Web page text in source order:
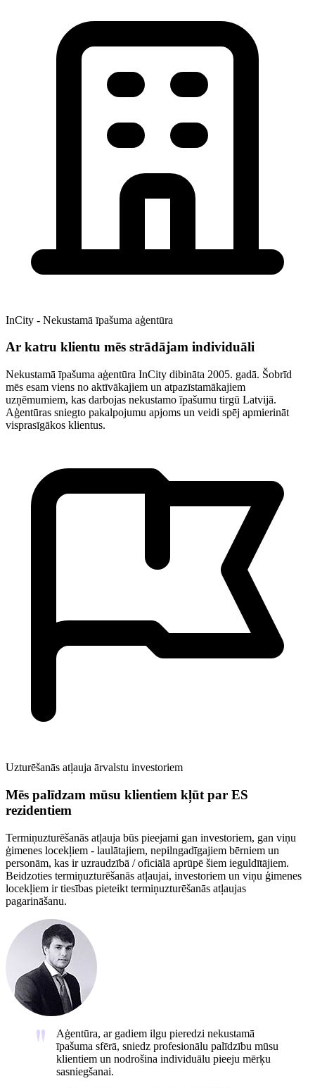
InCity - Nekustamā īpašuma aģentūra
Ar katru klientu mēs strādājam individuāli
Nekustamā īpašuma aģentūra InCity dibināta 2005. gadā. Šobrīd
mēs esam viens no aktīvākajiem un atpazīstamākajiem
uzņēmumiem, kas darbojas nekustamo īpašumu tirgū Latvijā.
Aģentūras sniegto pakalpojumu apjoms un veidi spēj apmierināt
visprasīgākos klientus.
Uzturēšanās atļauja ārvalstu investoriem
Mēs palīdzam mūsu klientiem kļūt par ES
rezidentiem
Termiņuzturēšanās atļauja būs pieejami gan investoriem, gan viņu
ģimenes locekļiem - laulātajiem, nepilngadīgajiem bērniem un
personām, kas ir uzraudzībā / oficiālā aprūpē šiem ieguldītājiem.
Beidzoties termiņuzturēšanās atļaujai, investoriem un viņu ģimenes
locekļiem ir tiesības pieteikt termiņuzturēšanās atļaujas
pagarināšanu.
Aģentūra, ar gadiem ilgu pieredzi nekustamā
īpašuma sfērā, sniedz profesionālu palīdzību mūsu
klientiem un nodrošina individuālu pieeju mērķu
sasniegšanai.